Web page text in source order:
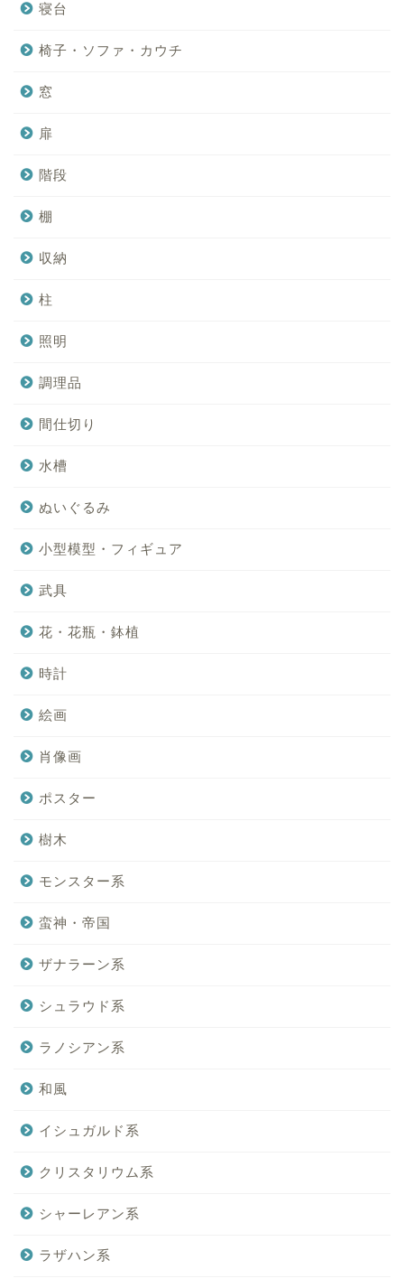
寝台
椅子・ソファ・カウチ
窓
扉
階段
棚
収納
柱
照明
調理品
間仕切り
水槽
ぬいぐるみ
小型模型・フィギュア
武具
花・花瓶・鉢植
時計
絵画
肖像画
ポスター
樹木
モンスター系
蛮神・帝国
ザナラーン系
シュラウド系
ラノシアン系
和風
イシュガルド系
クリスタリウム系
シャーレアン系
ラザハン系